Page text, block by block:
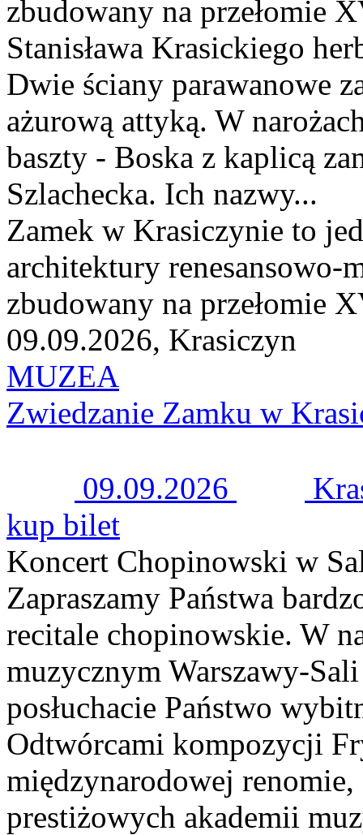
zbudowany na przełomie
Stanisława Krasickiego
Dwie ściany parawanowe
ażurową attyką. W
baszty - Boska z kaplicą
Szlachecka. Ich nazwy...
Zamek w Krasiczynie to
architektury renesansowo-
zbudowany na przełomie
09.09.2026, Krasiczyn
MUZEA
Zwiedzanie Zamku w
09.09.2026
kup bilet
Koncert Chopinowski w
Zapraszamy Państwa
recitale chopinowskie. W
muzycznym Warszawy-
posłuchacie Państwo
Odtwórcami kompozycji
międzynarodowej
prestiżowych akademii